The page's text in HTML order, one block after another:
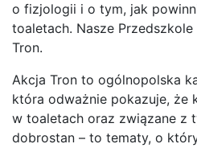
o fizjologii i o tym, jak
toaletach. Nasze
Tron.
Akcja Tron to ogólnopolska
która odważnie pokazuje, że
w toaletach oraz związane z
dobrostan – to tematy, o